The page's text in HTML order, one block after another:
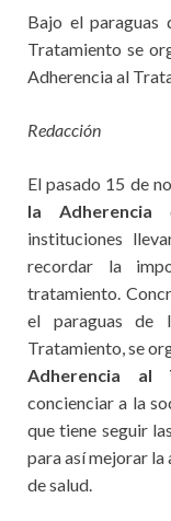
Bajo el paraguas
Tratamiento se
Adherencia al
Redacción
El pasado 15 de
la Adherencia
instituciones
recordar la
tratamiento.
el paraguas de
Tratamiento, se
Adherencia al
concienciar a la
que tiene seguir
para así mejorar la
de salud.